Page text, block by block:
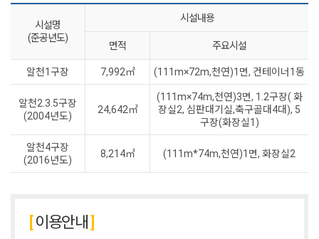
시설명
(준공년도)
시설내용
면적 주요시설
알천1구장 7,992㎡ (111m×72m,천연)1면, 컨테이너1동
알천2.3.5구장
(2004년도)
24,642㎡
(111m×74m,천연)3면, 1.2구장( 화
장실2, 심판대기실,축구골대4대), 5
구장(화장실1)
알천4구장
(2016년도)
8,214㎡ (111m*74m,천연)1면, 화장실2
이용안내